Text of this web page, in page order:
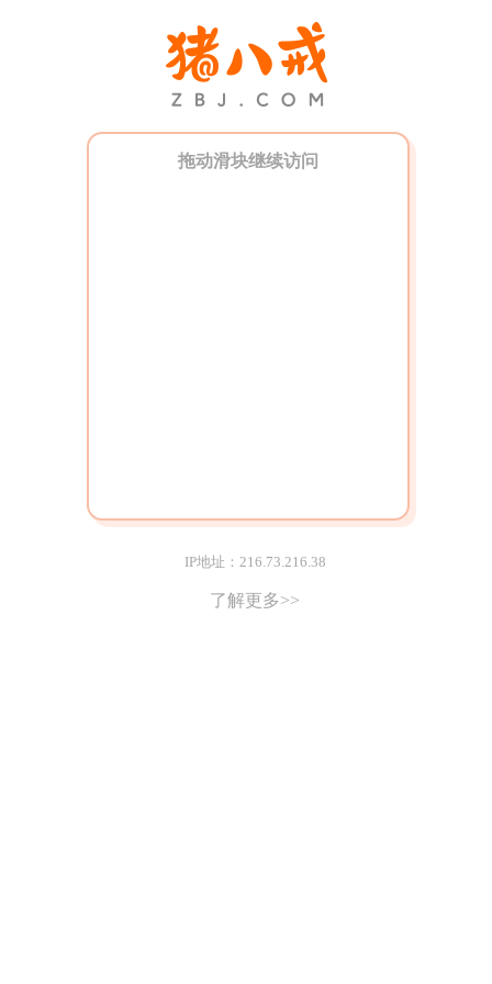
拖动滑块继续访问
IP地址：216.73.216.38
了解更多>>